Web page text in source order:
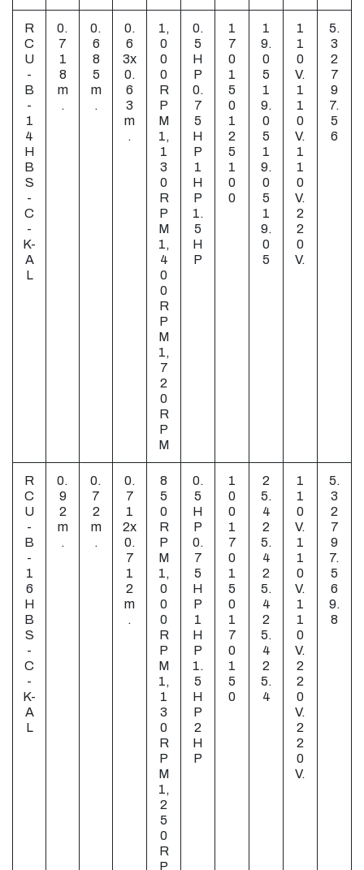
R
C
U
-
B
-
1
4
H
B
S
-
C
-
K-
A
L
0.
7
1
8
m
.
0.
6
8
5
m
.
0.
6
3x
0.
6
3
m
.
1,
0
0
0
R
P
M
1,
1
3
0
R
P
M
1,
4
0
0
R
P
M
1,
7
2
0
R
P
M
0.
5
H
P
0.
7
5
H
P
1
H
P
1.
5
H
P
1
7
0
1
5
0
1
2
5
1
0
0
1
9.
0
5
1
9.
0
5
1
9.
0
5
1
9.
0
5
1
1
0
V.
1
1
0
V.
1
1
0
V.
2
2
0
V.
5.
3
2
7
9
7.
5
6
R
C
U
-
B
-
1
6
H
B
S
-
C
-
K-
A
L
0.
9
2
m
.
0.
7
2
m
.
0.
7
1
2x
0.
7
1
2
m
.
8
5
0
R
P
M
1,
0
0
0
R
P
M
1,
1
3
0
R
P
M
1,
2
5
0
R
P
0.
5
H
P
0.
7
5
H
P
1
H
P
1.
5
H
P
2
H
P
1
0
0
1
7
0
1
5
0
1
7
0
1
5
0
2
5.
4
2
5.
4
2
5.
4
2
5.
4
2
5.
4
1
1
0
V.
1
1
0
V.
1
1
0
V.
2
2
0
V.
2
2
0
V.
5.
3
2
7
9
7.
5
6
9.
8